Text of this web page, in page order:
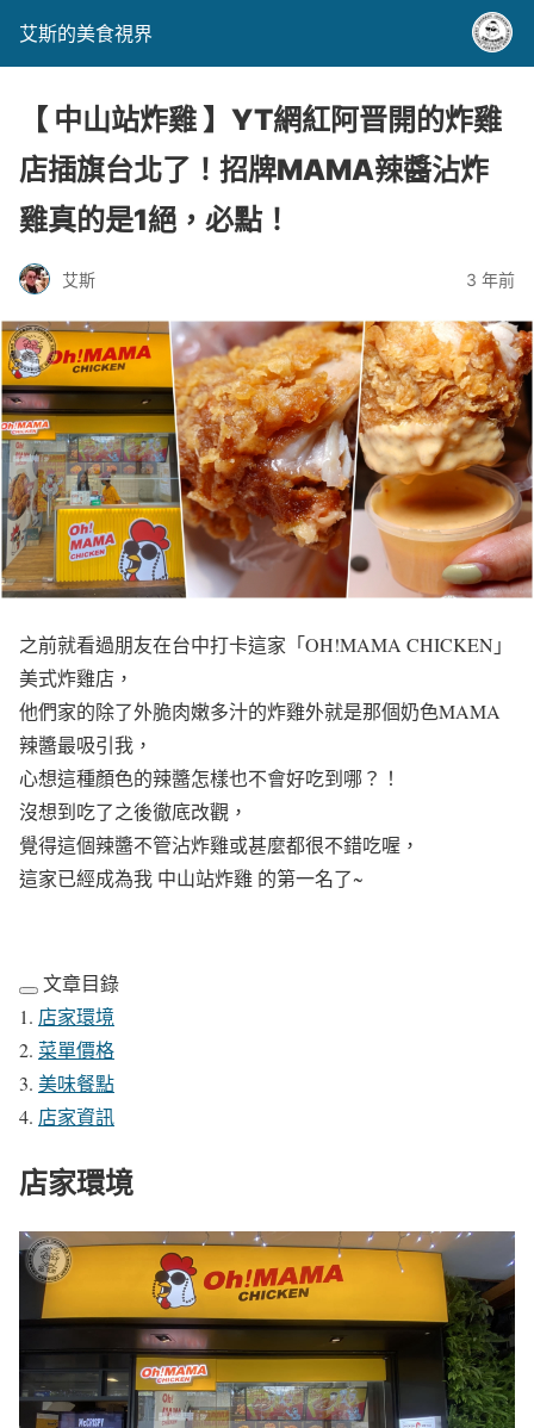
艾斯的美食視界
【 中山站炸雞 】YT網紅阿晋開的炸雞
店插旗台北了！招牌MAMA辣醬沾炸
雞真的是1絕，必點！
艾斯 3 年前
之前就看過朋友在台中打卡這家「OH!MAMA CHICKEN」
美式炸雞店，
他們家的除了外脆肉嫩多汁的炸雞外就是那個奶色MAMA
辣醬最吸引我，
心想這種顏色的辣醬怎樣也不會好吃到哪？！
沒想到吃了之後徹底改觀，
覺得這個辣醬不管沾炸雞或甚麼都很不錯吃喔，
這家已經成為我 中山站炸雞 的第一名了~
文章目錄
店家環境
菜單價格
美味餐點
店家資訊
店家環境